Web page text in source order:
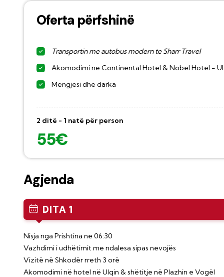
Oferta përfshinë
Transportin me autobus modern te Sharr Travel
Akomodimi ne Continental Hotel & Nobel Hotel -
Mengjesi dhe darka
2 ditë - 1 natë për person
55€
Agjenda
DITA 1
Nisja nga Prishtina ne 06:30
Vazhdimi i udhëtimit me ndalesa sipas nevojës
Vizitë në Shkodër rreth 3 orë
Akomodimi në hotel në Ulqin & shëtitje në Plazhin e Vogël